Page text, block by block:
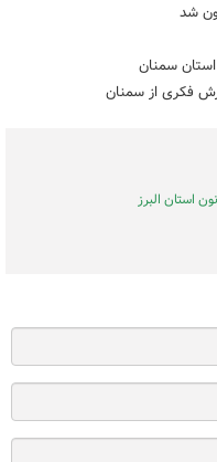
شد
سمنان
فکری از سمنان
استان البرز